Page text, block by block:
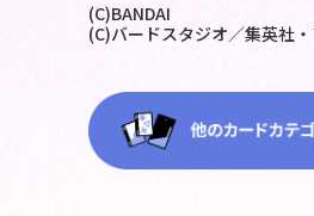
(C)BANDAI
(C)バードスタジオ／集英社